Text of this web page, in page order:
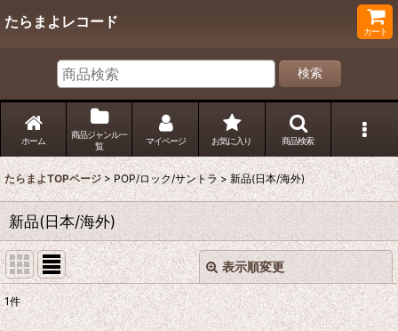
たらまよレコード
カート
検索
ホーム
商品ジャンル一
覧
マイページ お気に入り 商品検索
たらまよTOPページ > POP/ロック/サントラ > 新品(日本/海外)
新品(日本/海外)
表示順変更
表示数:
閉じる
1件